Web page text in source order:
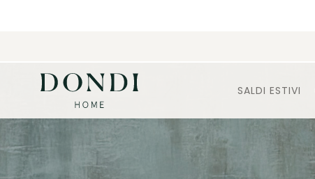
SALDI ESTIVI